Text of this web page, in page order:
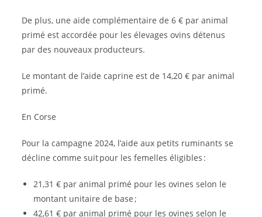
De plus, une aide complémentaire de 6 € par animal
primé est accordée pour les élevages ovins détenus
par des nouveaux producteurs.
Le montant de l’aide caprine est de 14,20 € par animal
primé.
En Corse
Pour la campagne 2024, l’aide aux petits ruminants se
décline comme suit pour les femelles éligibles :
21,31 € par animal primé pour les ovines selon le
montant unitaire de base ;
42,61 € par animal primé pour les ovines selon le